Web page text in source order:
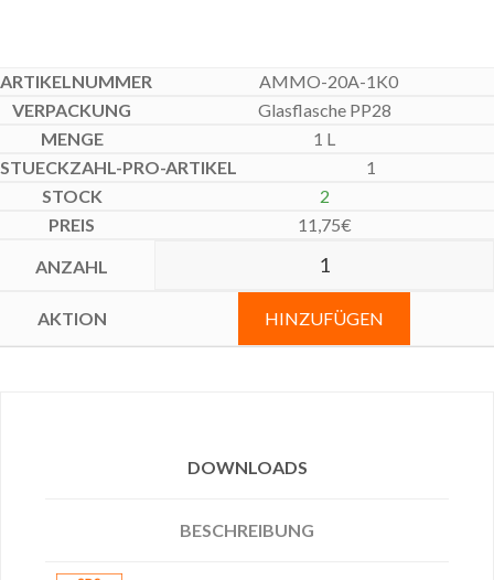
AMMO-20A-1K0
Glasflasche PP28
1 L
1
2
11,75€
HINZUFÜGEN
DOWNLOADS
BESCHREIBUNG